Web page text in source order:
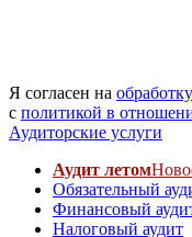
Я согласен на
с политикой в
Аудиторские услуги
Аудит летом
Обязательный
Финансовый
Налоговый аудит